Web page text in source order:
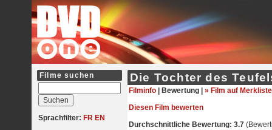
Filme suchen
Sprachfilter: FR EN
Die Tochter des
Filminfo Bewertung | » Film auf Merkliste
Diesen Film bewerten
Durchschnittliche Bewertung: 3.7